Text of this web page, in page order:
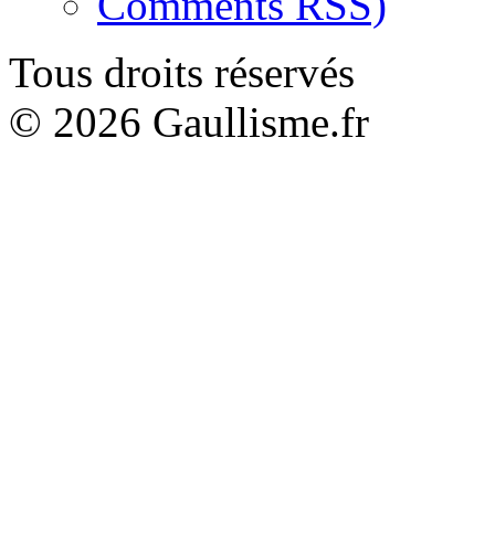
Tous droits réservés
© 2026 Gaullisme.fr